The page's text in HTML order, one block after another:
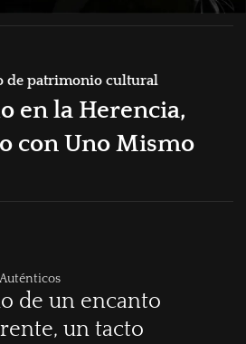
de patrimonio cultural
en la Herencia,
con Uno Mismo
de un encanto
un tacto